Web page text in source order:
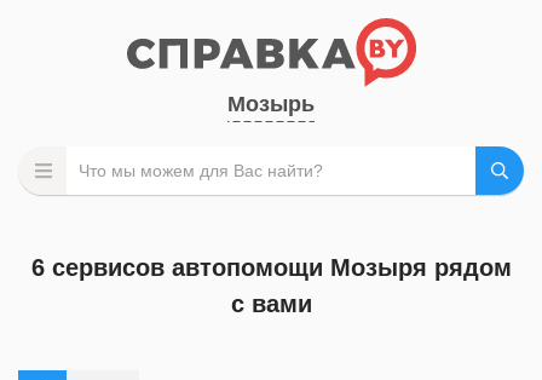
Мозырь
6 сервисов автопомощи Мозыря рядом
с вами